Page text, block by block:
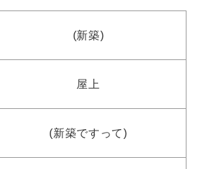
(新築)
屋上
(新築ですって)